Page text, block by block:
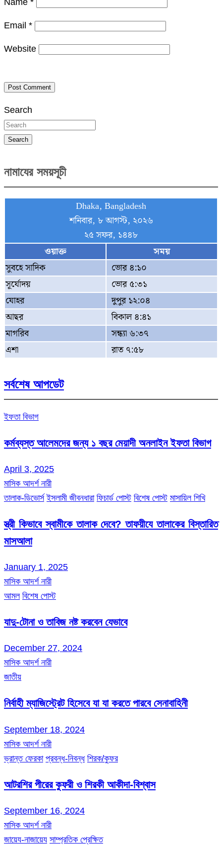
Name *
Email *
Website
Search
Search
নামাযের সময়সূচী
Dhaka, Bangladesh
শনিবার, ৮ আগস্ট, ২০২৬
২৫ সফর, ১৪৪৮
ওয়াক্ত
সময়
সুবহে সাদিক
ভোর ৪:১০
সূর্যোদয়
ভোর ৫:৩১
যোহর
দুপুর ১২:০৪
আছর
বিকাল ৪:৪১
মাগরিব
সন্ধ্যা ৬:৩৭
এশা
রাত ৭:৫৮
সর্বশেষ আপডেট
ইফতা বিভাগ
কর্মব্যস্ত আলেমদের জন্য ১ বছর মেয়াদী অনলাইন ইফতা বিভাগ
April 3, 2025
মাসিক আদর্শ নারী
তালাক-ডিভোর্স ইসলামী জীবনধারা ফিচার্ড পোস্ট বিশেষ পোস্ট মাসায়িল শিখি
স্ত্রী কিভাবে স্বামীকে তালাক দেবে? তাফয়ীযে তালাকের বিস্তারিত
মাসআলা
January 1, 2025
মাসিক আদর্শ নারী
আমল বিশেষ পোস্ট
যাদু-টোনা ও তাবিজ নষ্ট করবেন যেভাবে
December 27, 2024
মাসিক আদর্শ নারী
জাতীয়
নির্বাহী ম্যাজিস্ট্রেট হিসেবে যা যা করতে পারবে সেনাবাহিনী
September 18, 2024
মাসিক আদর্শ নারী
ভ্রান্ত ফেরকা প্রবন্ধ-নিবন্ধ শিরক/কুফর
আটরশির পীরের কুফরী ও শিরকী আকীদা-বিশ্বাস
September 16, 2024
মাসিক আদর্শ নারী
জায়েয-নাজায়েয সাম্প্রতিক প্রেক্ষিত